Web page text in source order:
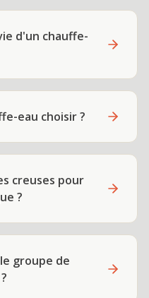
d'un chauffe-
eau choisir ?
creuses pour
?
groupe de